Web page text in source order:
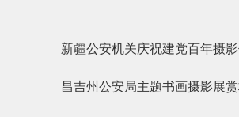
新疆公安机关庆祝建党百年摄影
昌吉州公安局主题书画摄影展